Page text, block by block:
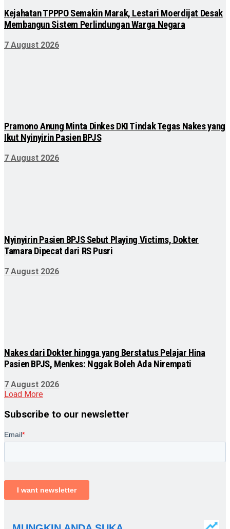
Kejahatan TPPPO Semakin Marak, Lestari Moerdijat Desak
Membangun Sistem Perlindungan Warga Negara
7 August 2026
Pramono Anung Minta Dinkes DKI Tindak Tegas Nakes yang
Ikut Nyinyirin Pasien BPJS
7 August 2026
Nyinyirin Pasien BPJS Sebut Playing Victims, Dokter
Tamara Dipecat dari RS Pusri
7 August 2026
Nakes dari Dokter hingga yang Berstatus Pelajar Hina
Pasien BPJS, Menkes: Nggak Boleh Ada Nirempati
7 August 2026
Load More
Subscribe to our newsletter